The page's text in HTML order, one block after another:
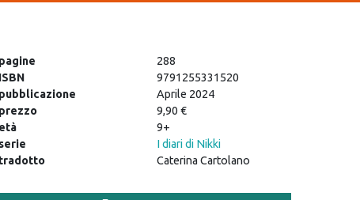
pagine
288
ISBN
9791255331520
pubblicazione
Aprile 2024
prezzo
9,90 €
età
9+
serie
I diari di Nikki
tradotto
Caterina Cartolano